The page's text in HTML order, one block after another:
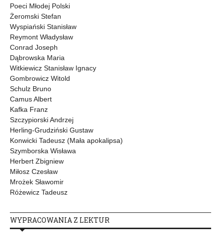
Poeci Młodej Polski
Żeromski Stefan
Wyspiański Stanisław
Reymont Władysław
Conrad Joseph
Dąbrowska Maria
Witkiewicz Stanisław Ignacy
Gombrowicz Witold
Schulz Bruno
Camus Albert
Kafka Franz
Szczypiorski Andrzej
Herling-Grudziński Gustaw
Konwicki Tadeusz (Mała apokalipsa)
Szymborska Wisława
Herbert Zbigniew
Miłosz Czesław
Mrożek Sławomir
Różewicz Tadeusz
WYPRACOWANIA Z LEKTUR